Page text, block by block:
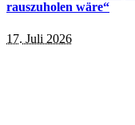
rauszuholen wäre“
17. Juli 2026